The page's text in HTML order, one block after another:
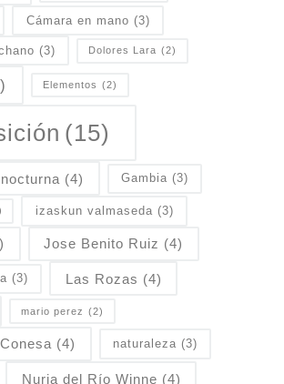
Cámara en mano (3)
(3) Dolores Lara (2)
Elementos (2)
(15)
(4) Gambia (3)
izaskun valmaseda (3)
Jose Benito Ruiz (4)
(3) Las Rozas (4)
mario perez (2)
(4) naturaleza (3)
Nuria del Río Winne (4)